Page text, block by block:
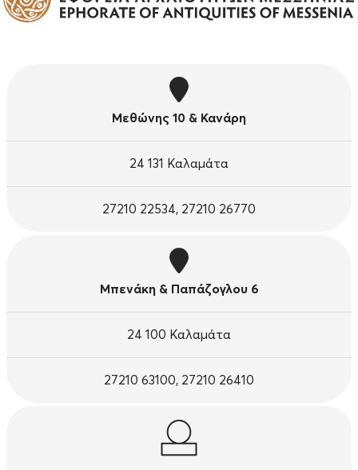
Μεθώνης 10 & Κανάρη
24 131 Καλαμάτα
27210 22534, 27210 26770
Μπενάκη & Παπάζογλου 6
24 100 Καλαμάτα
27210 63100, 27210 26410